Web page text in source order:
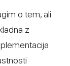
o tem, ali
z